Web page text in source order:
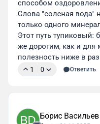
способом
Слова "соленая вода"
только одного
Этот путь тупиковый:
же дорогим, как и для
полезность ниже в
1 0 Ответить
BD Борис Васильев